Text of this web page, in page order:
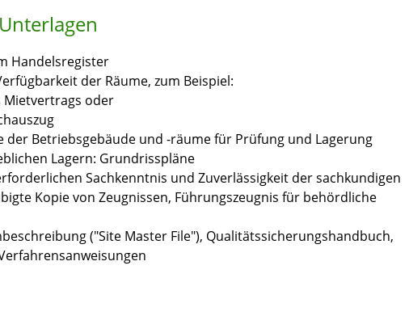
Handelsregister
der Räume, zum Beispiel:
Mietvertrags oder
der Betriebsgebäude und -räume für Prüfung und Lagerung
Lagern: Grundrisspläne
Sachkenntnis und Zuverlässigkeit der sachkundigen
Kopie von Zeugnissen, Führungszeugnis für behördliche
("Site Master File"), Qualitätssicherungshandbuch,